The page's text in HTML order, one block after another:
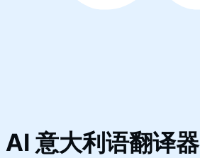
AI 意大利语翻译器